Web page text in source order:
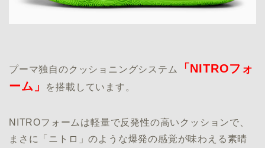
プーマ独自のクッショニングシステム
「NITROフォ
ーム」
を搭載しています。
NITROフォームは軽量で反発性の高いクッションで、
まさに「ニトロ」のような爆発の感覚が味わえる素晴